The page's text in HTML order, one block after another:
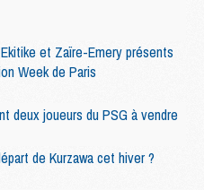
et Zaïre-Emery présents
Week de Paris
deux joueurs du PSG à vendre
de Kurzawa cet hiver ?